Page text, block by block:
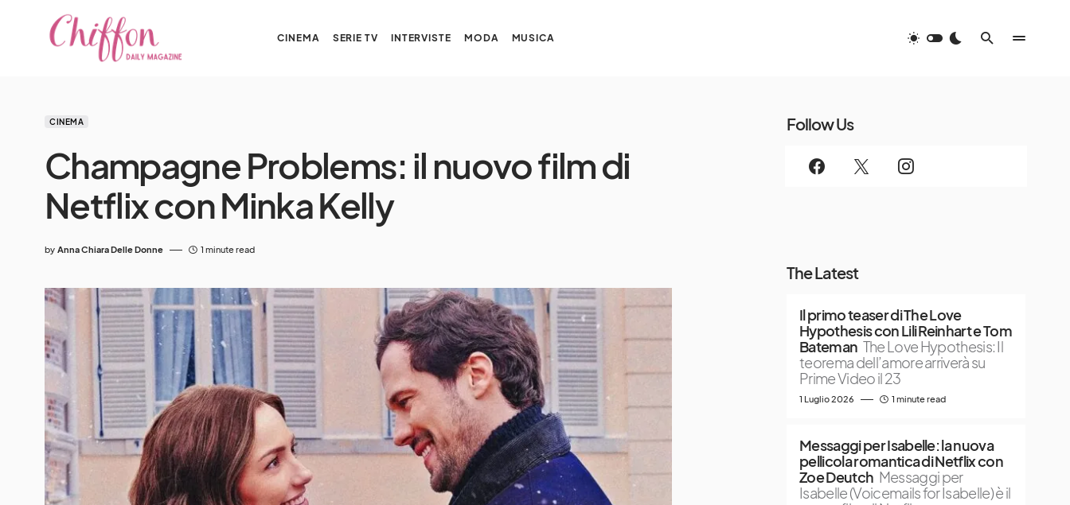
CINEMA SERIE TV INTERVISTE MODA MUSICA
CINEMA
Champagne Problems: il nuovo film di
Netflix con Minka Kelly
by Anna Chiara Delle Donne 1 minute read
Follow Us
The Latest
Il primo teaser di The Love
Hypothesis con Lili Reinhart e Tom
Bateman The Love Hypothesis: Il
teorema dell’amore arriverà su
Prime Video il 23
1 Luglio 2026 1 minute read
Messaggi per Isabelle: la nuova
pellicola romantica di Netflix con
Zoe Deutch Messaggi per
Isabelle (Voicemails for Isabelle) è il